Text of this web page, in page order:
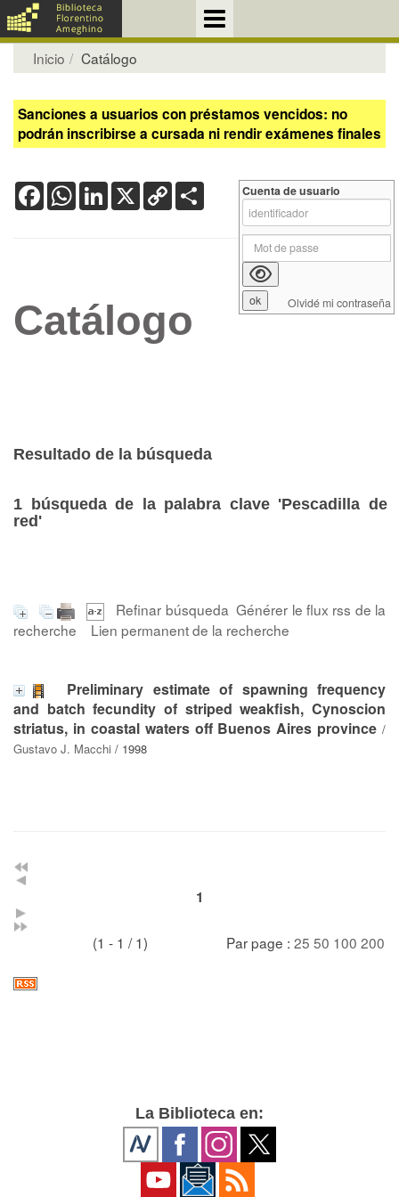
Inicio Catálogo
Sanciones a usuarios con préstamos vencidos: no
podrán inscribirse a cursada ni rendir exámenes finales
FacebookWhatsApp
LinkedIn
X Copy
Link
Catálogo
Resultado de la búsqueda
1 búsqueda de la palabra clave 'Pescadilla de
red'
Refinar búsqueda Générer le flux rss de la
recherche
Lien permanent de la recherche
Preliminary estimate of spawning frequency
and batch fecundity of striped weakfish, Cynoscion
striatus, in coastal waters off Buenos Aires province /
Gustavo J. Macchi / 1998
1
(1 - 1 / 1) Par page : 25 50 100 200
Cuenta de usuario
Olvidé mi contraseña
La Biblioteca en: